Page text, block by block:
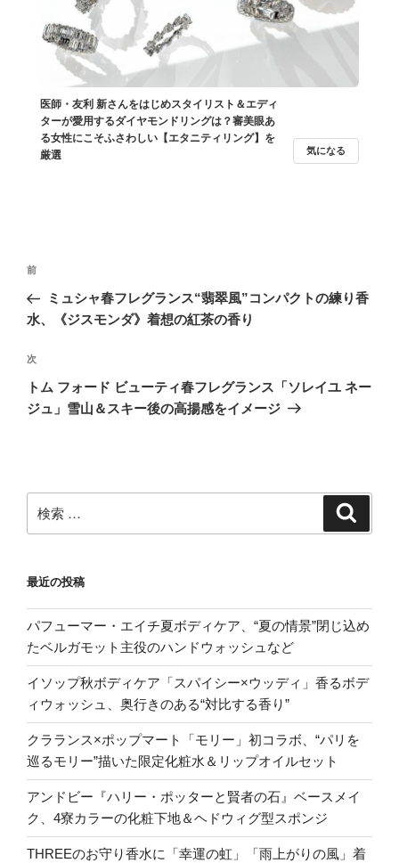
医師・友利 新さんをはじめスタイリスト＆エディ
ターが愛用するダイヤモンドリングは？審美眼あ
る女性にこそふさわしい【エタニティリング】を
厳選
気になる
投
ナ
ゲ
ー
シ
過
去
の
稿
前
ミュシャ春フレグランス“翡翠風”コンパクトの練り香
水、《ジスモンダ》着想の紅茶の香り
次
の
投
次
トム フォード ビューティ春フレグランス「ソレイユ ネー
ジュ」雪山＆スキー後の高揚感をイメージ
索:
最近の投稿
パフューマー・エイチ夏ボディケア、“夏の情景”閉じ込め
たベルガモット主役のハンドウォッシュなど
イソップ秋ボディケア「スパイシー×ウッディ」香るボデ
ィウォッシュ、奥行きのある“対比する香り”
クラランス×ポップマート「モリー」初コラボ、“パリを
巡るモリー”描いた限定化粧水＆リップオイルセット
アンドビー『ハリー・ポッターと賢者の石』ベースメイ
ク、4寮カラーの化粧下地＆ヘドウィグ型スポンジ
THREEのお守り香水に「幸運の虹」「雨上がりの風」着